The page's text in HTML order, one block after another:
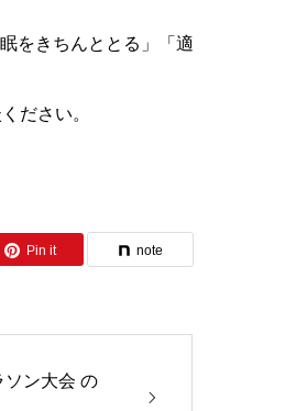
をきちんととる」「適
ださい。
Pin it note
ソン大会 の